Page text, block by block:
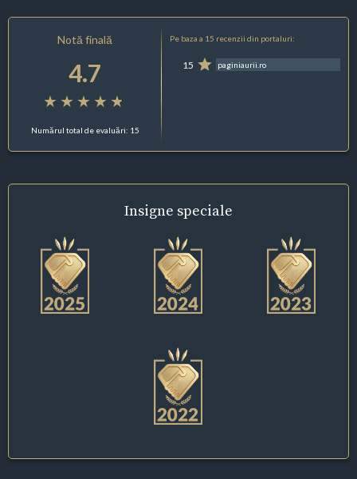
Notă finală
4.7
Numărul total de evaluări: 15
Pe baza a 15 recenzii din portaluri:
15 paginiaurii.ro
Insigne speciale